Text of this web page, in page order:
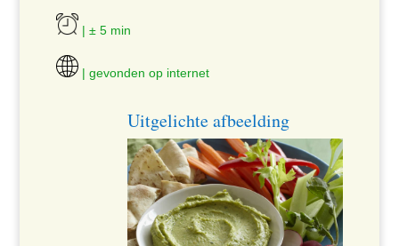
| ± 5 min
| gevonden op internet
Uitgelichte afbeelding